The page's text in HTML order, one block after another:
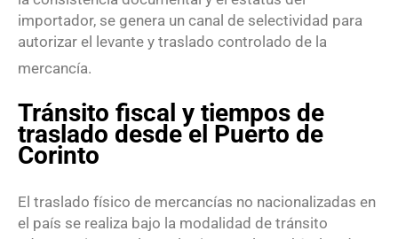
importador, se genera un canal de selectividad para
autorizar el levante y traslado controlado de la
mercancía.
Tránsito fiscal y tiempos de
traslado desde el Puerto de
Corinto
El traslado físico de mercancías no nacionalizadas en
el país se realiza bajo la modalidad de tránsito